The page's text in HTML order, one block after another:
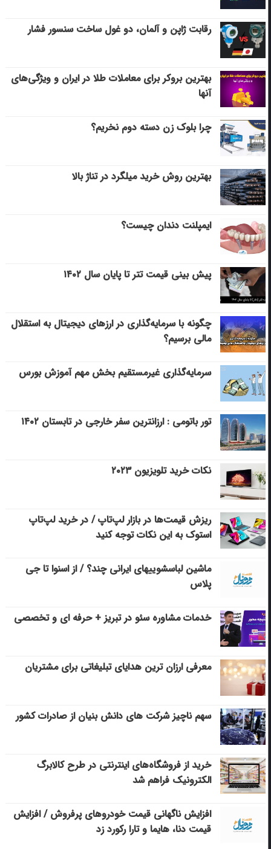
رقابت ژاپن و آلمان، دو غول ساخت سنسور فشار
بهترین بروکر برای معاملات طلا در ایران و ویژگی‌های
آنها
چرا بلوک زن دسته دوم نخریم؟
بهترین روش خرید میلگرد در تناژ بالا
ایمپلنت دندان چیست؟
پیش بینی قیمت تتر تا پایان سال ۱۴۰۲
چگونه با سرمایه‌گذاری در ارزهای دیجیتال به استقلال
مالی برسیم؟
سرمایه‌گذاری غیرمستقیم بخش مهم آموزش بورس
تور باتومی : ارزانترین سفر خارجی در تابستان ۱۴۰۲
نکات خرید تلویزیون ۲۰۲۳
ریزش قیمت‌ها در بازار لپ‌تاپ / در خرید لپ‌تاپ
استوک به این نکات توجه کنید
ماشین لباسشویی‎های ایرانی چند؟ / از اسنوا تا جی
پلاس
خدمات مشاوره سئو در تبریز + حرفه ای و تخصصی
معرفی ارزان ترین هدایای تبلیغاتی برای مشتریان
سهم ناچیز شرکت های دانش بنیان از صادرات کشور
خرید از فروشگاه‌های اینترنتی در طرح کالابرگ
الکترونیک فراهم شد
افزایش ناگهانی قیمت خودروهای پرفروش / افزایش
قیمت دنا، هایما و تارا رکورد زد